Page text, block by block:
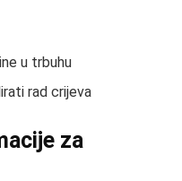
u trbuhu
rad crijeva
za